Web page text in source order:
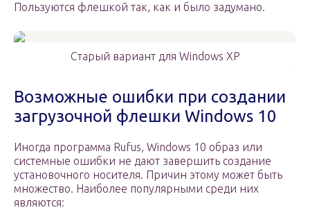
Пользуются флешкой так, как и было задумано.
Старый вариант для Windows XP
Возможные ошибки при создании
загрузочной флешки Windows 10
Иногда программа Rufus, Windows 10 образ или
системные ошибки не дают завершить создание
установочного носителя. Причин этому может быть
множество. Наиболее популярными среди них
являются: